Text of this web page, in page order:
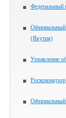
Федеральный
Официальный
(Якутия)
Управление
Роскомнадзор
Официальный